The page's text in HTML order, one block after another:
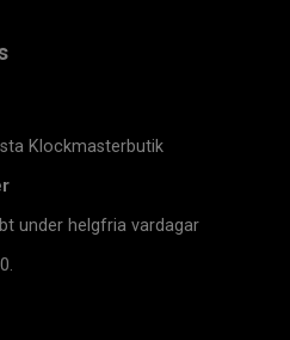
Klockmasterbutik
under helgfria vardagar